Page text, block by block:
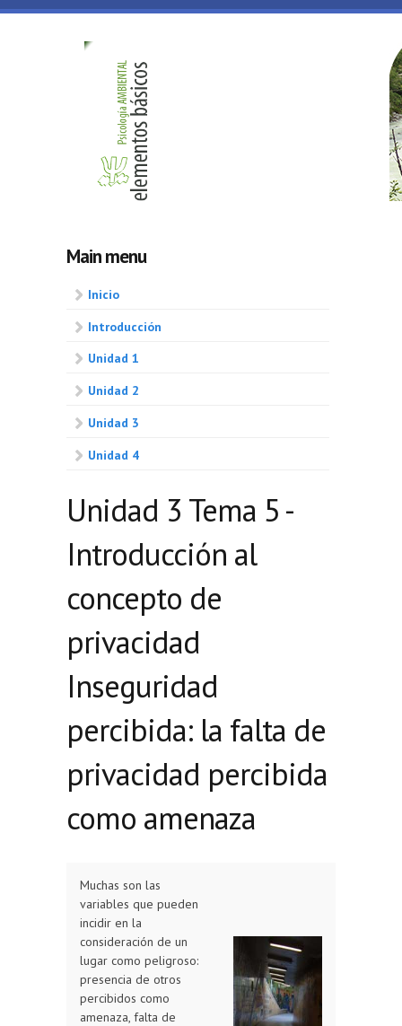
Skip to main content
Psicologia
ambiental
Main menu
Inicio
Introducción
Unidad 1
Unidad 2
Unidad 3
Unidad 4
Unidad 3 Tema 5 -
Introducción al
concepto de
privacidad
Inseguridad
percibida: la falta de
privacidad percibida
como amenaza
Muchas son las
variables que pueden
incidir en la
consideración de un
lugar como peligroso:
presencia de otros
percibidos como
amenaza, falta de